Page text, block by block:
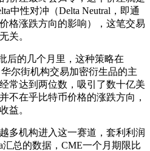
中性对冲（Delta Neutral，即通
格涨跌方向的影响），这笔交易
关。
后的几个月里，这种策略在
尔街机构交易加密衍生品的主
常达到两位数，吸引了数十亿美
在乎比特币价格的涨跌方向，
益。
多机构进入这一赛道，套利利润
汇总的数据，CME一个月期限比